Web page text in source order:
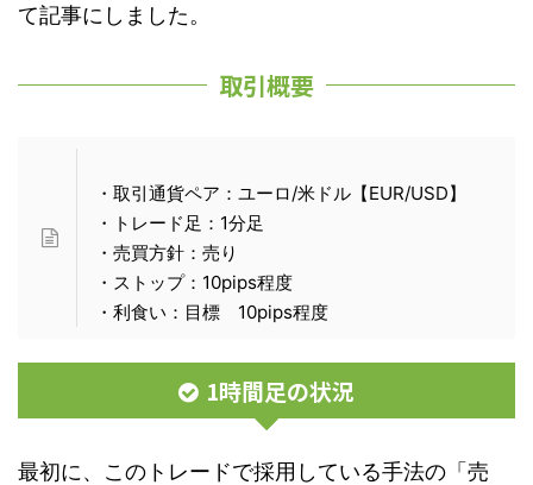
て記事にしました。
取引概要
・取引通貨ペア：ユーロ/米ドル【EUR/USD】
・トレード足：1分足
・売買方針：売り
・ストップ：10pips程度
・利食い：目標 10pips程度
1時間足の状況
最初に、このトレードで採用している手法の「売